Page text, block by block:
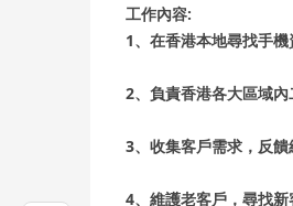
工作內容‌:
1、在香港本地尋找手
2、負責香港各大區域內
3、收集客戶需求‌，反饋
4、‌維護老客戶，尋找新